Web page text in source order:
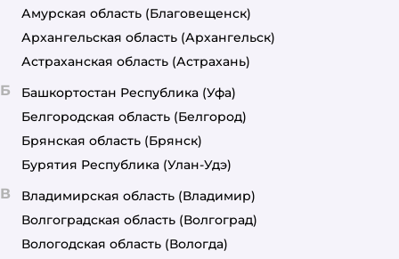
Амурская область (Благовещенск)
Архангельская область (Архангельск)
Астраханская область (Астрахань)
Б Башкортостан Республика (Уфа)
Белгородская область (Белгород)
Брянская область (Брянск)
Бурятия Республика (Улан-Удэ)
В Владимирская область (Владимир)
Волгоградская область (Волгоград)
Вологодская область (Вологда)